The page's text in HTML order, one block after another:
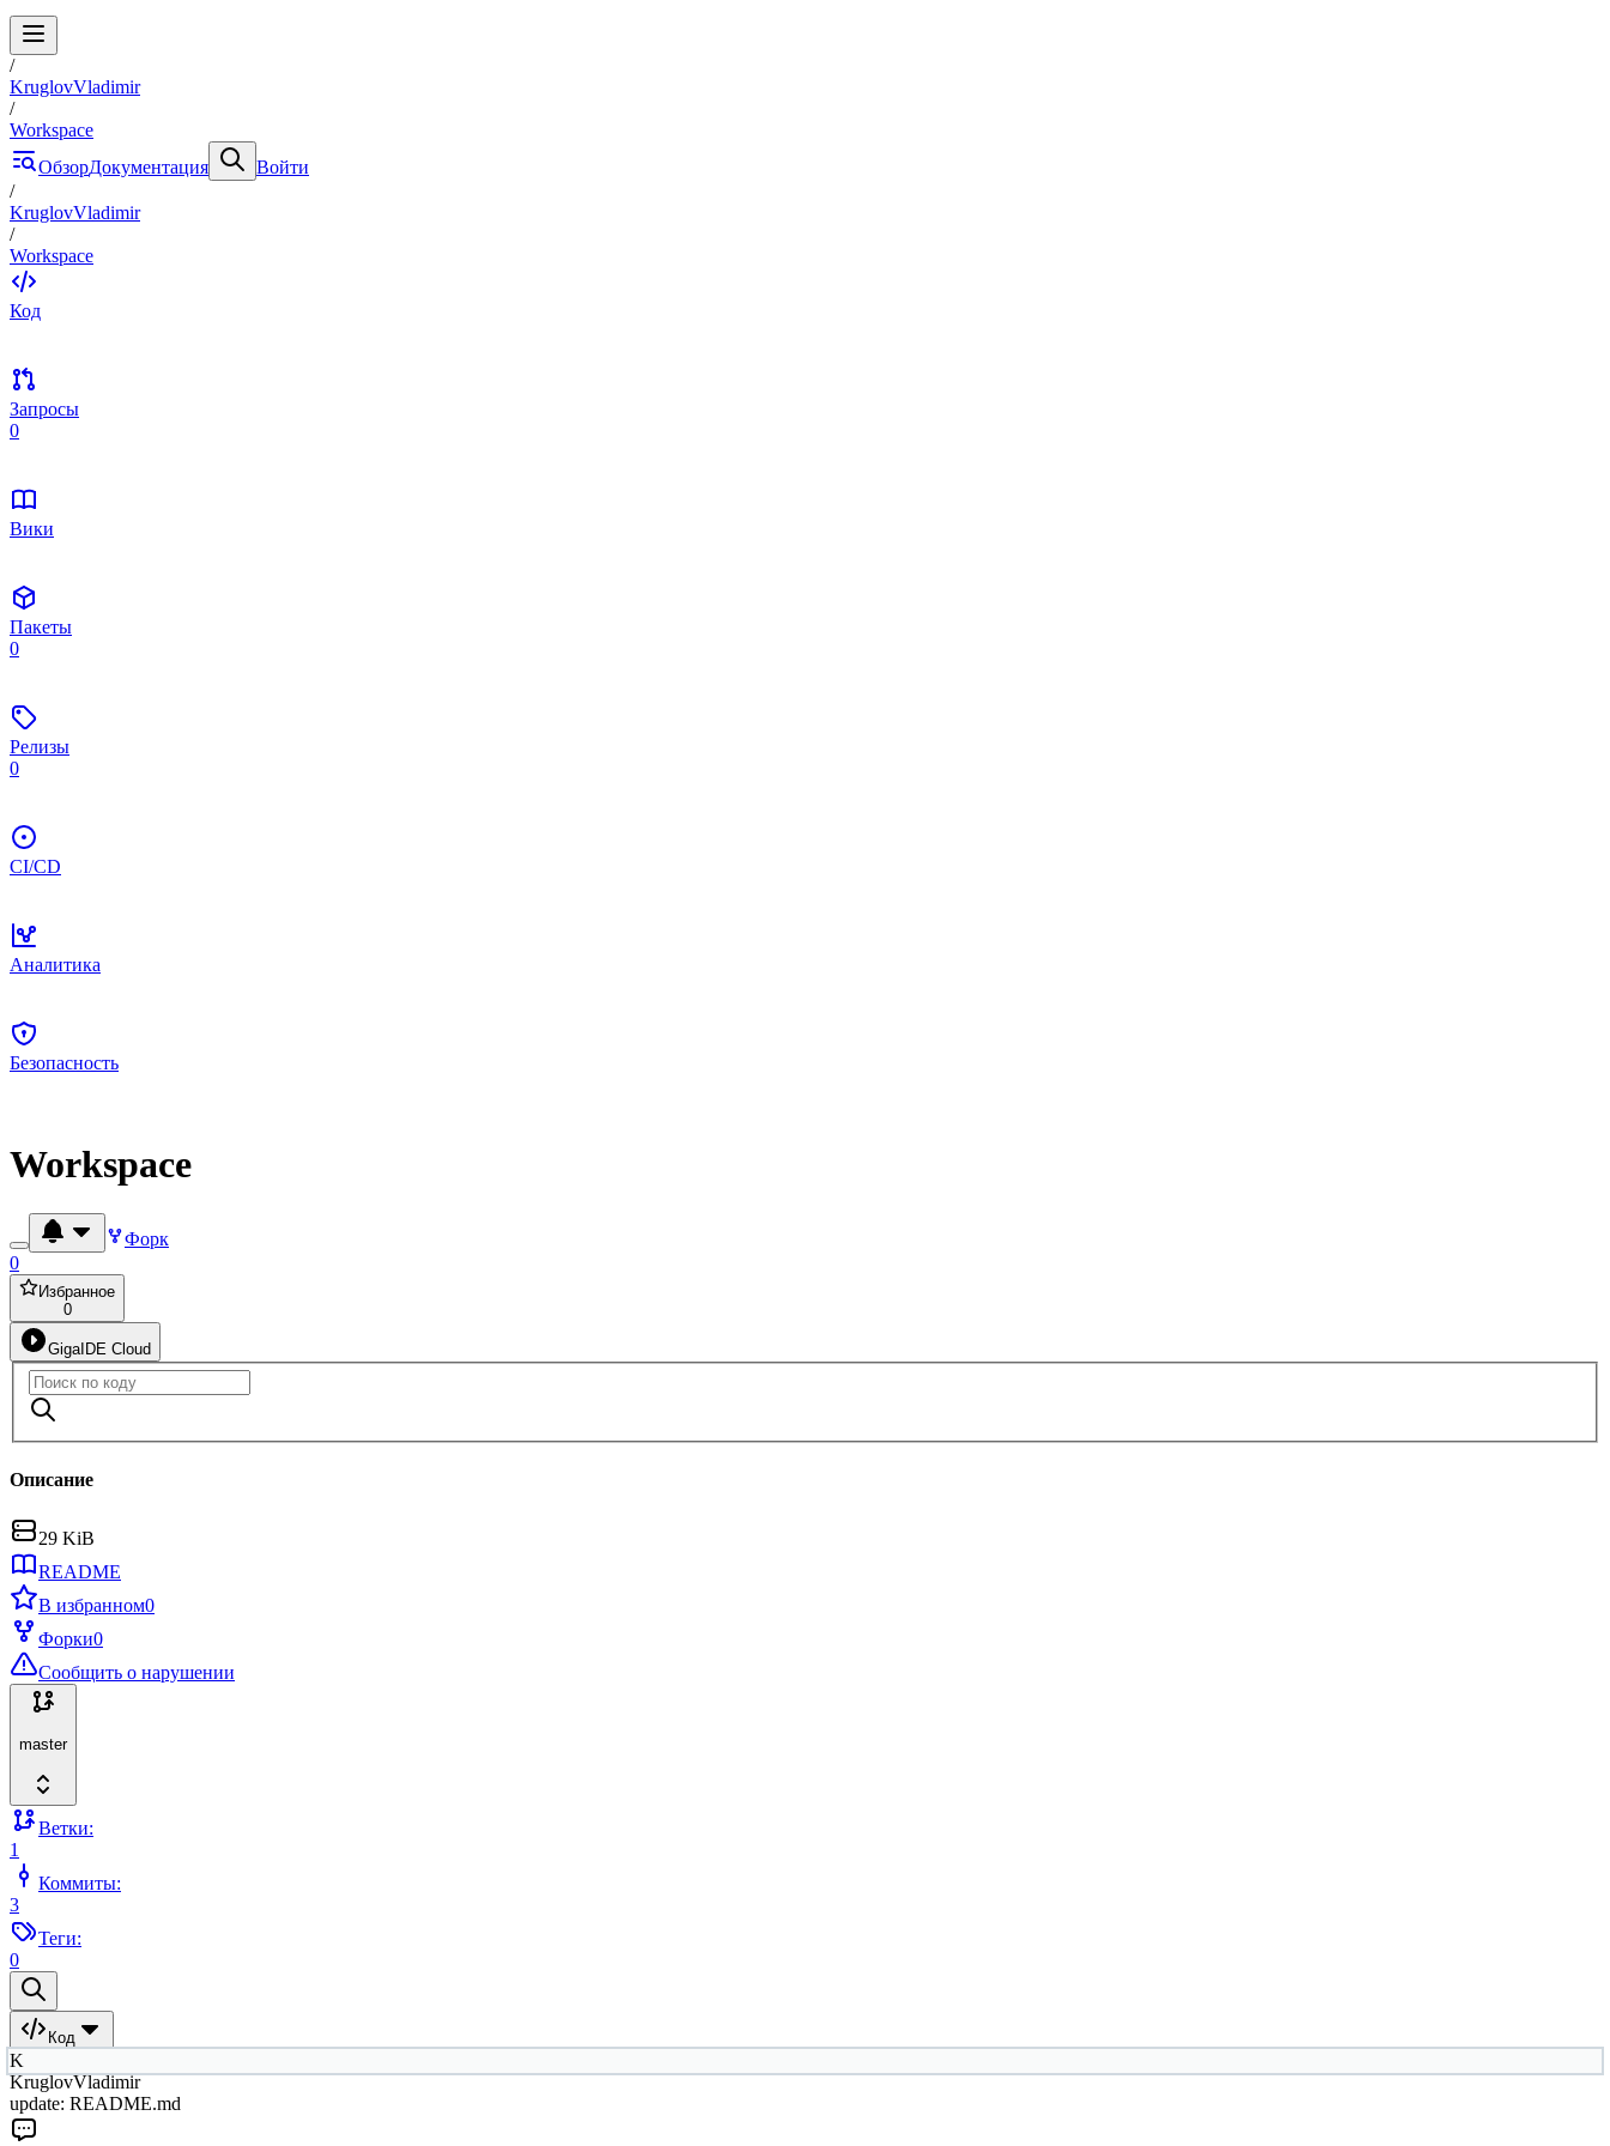
/
KruglovVladimir
/
Workspace
ОбзорДокументация
Войти
/
KruglovVladimir
/
Workspace
Код
Запросы
0
Вики
Пакеты
0
Релизы
0
CI/CD
Аналитика
Безопасность
Workspace
Форк
0
Избранное
0
GigaIDE Cloud
Описание
29 KiB
README
В избранном0
Форки0
Сообщить о нарушении
master
Ветки:
1
Коммиты:
3
Теги:
0
Код
K
KruglovVladimir
update: README.md